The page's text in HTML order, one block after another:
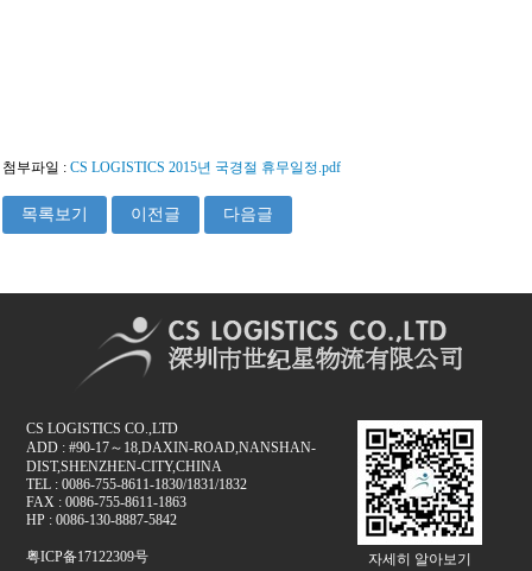
첨부파일 :CS LOGISTICS 2015년 국경절 휴무일정.pdf
목록보기 이전글 다음글
CS LOGISTICS CO.,LTD
ADD : #90-17～18,DAXIN-ROAD,NANSHAN-
DIST,SHENZHEN-CITY,CHINA
TEL : 0086-755-8611-1830/1831/1832
FAX : 0086-755-8611-1863
HP : 0086-130-8887-5842
粤ICP备17122309号 자세히 알아보기